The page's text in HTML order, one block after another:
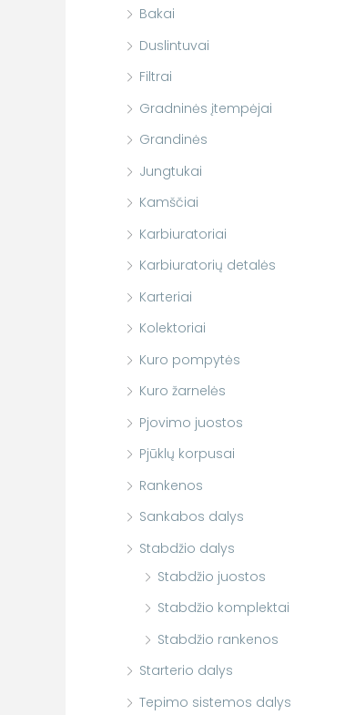
Bakai
Duslintuvai
Filtrai
Gradninės įtempėjai
Grandinės
Jungtukai
Kamščiai
Karbiuratoriai
Karbiuratorių detalės
Karteriai
Kolektoriai
Kuro pompytės
Kuro žarnelės
Pjovimo juostos
Pjūklų korpusai
Rankenos
Sankabos dalys
Stabdžio dalys
Stabdžio juostos
Stabdžio komplektai
Stabdžio rankenos
Starterio dalys
Tepimo sistemos dalys